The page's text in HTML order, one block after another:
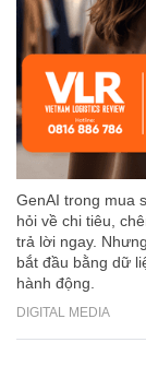
GenAI trong mua
hỏi về chi tiêu,
trả lời ngay.
bắt đầu bằng dữ
hành động.
DIGITAL MEDIA